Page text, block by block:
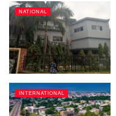
NATIONAL
INTERNATIONAL